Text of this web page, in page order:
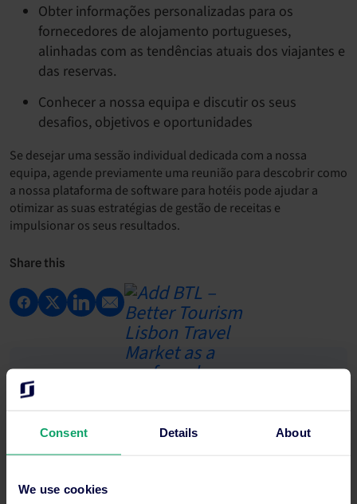
Consent Details About
We use cookies
Obter informações personalizadas para os
fornecedores de alojamento portugueses,
alinhadas com as tendências atuais dos viajantes e
das reservas.
Conhecer a nossa equipa e discutir os seus
desafios, objetivos e oportunidades
Se desejar uma sessão individual dedicada com a nossa
equipa, agende previamente uma reunião para descobrir como
a nossa plataforma de software para hotéis pode ajudar a
otimizar as suas estratégias de gestão de receitas e
impulsionar os seus resultados.
Share this
Explore nossos recursos